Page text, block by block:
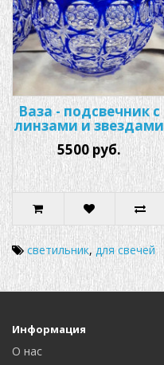
Ваза - подсвечник с
линзами и звездами
5500 руб.
светильник, для свечей
Информация
О нас